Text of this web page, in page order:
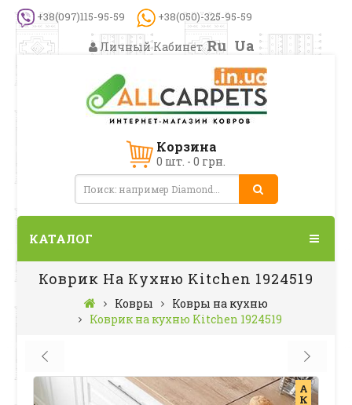
+38(097)115-95-59 +38(050)-325-95-59
Личный Кабинет Ru Ua
Корзина
0 шт. - 0 грн.
КАТАЛОГ
Коврик На Кухню Kitchen 1924519
Ковры
Ковры на кухню
Коврик на кухню Kitchen 1924519
А
К